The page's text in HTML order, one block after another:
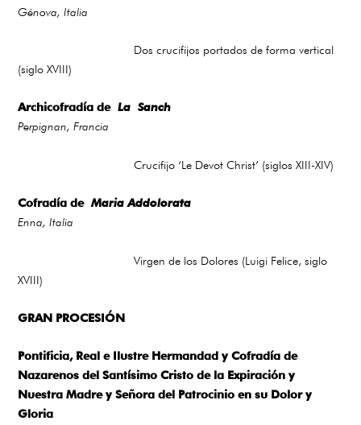
Génova, Italia
Dos crucifijos portados de forma vertical
(siglo XVIII)
Archicofradía deLa Sanch
Perpignan, Francia
Crucifijo ‘Le Devot Christ’ (siglos XIII-XIV)
Cofradía deMaria Addolorata
Enna, Italia
Virgen de los Dolores (Luigi Felice, siglo
XVIII)
GRAN PROCESIÓN
Pontificia, Real e Ilustre Hermandad y Cofradía de
Nazarenos del Santísimo Cristo de la Expiración y
Nuestra Madre y Señora del Patrocinio en su Dolor y
Gloria